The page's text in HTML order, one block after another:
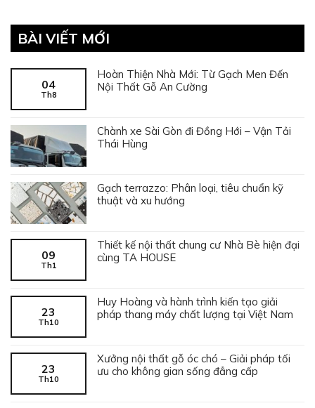
BÀI VIẾT MỚI
04
Th8
Hoàn Thiện Nhà Mới: Từ Gạch Men Đến
Nội Thất Gỗ An Cường
Chành xe Sài Gòn đi Đồng Hới – Vận Tải
Thái Hùng
Gạch terrazzo: Phân loại, tiêu chuẩn kỹ
thuật và xu hướng
09
Th1
Thiết kế nội thất chung cư Nhà Bè hiện đại
cùng TA HOUSE
23
Th10
Huy Hoàng và hành trình kiến tạo giải
pháp thang máy chất lượng tại Việt Nam
23
Th10
Xưởng nội thất gỗ óc chó – Giải pháp tối
ưu cho không gian sống đẳng cấp